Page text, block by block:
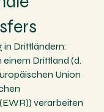
Drittländern:
Drittland (d.
Union
verarbeiten